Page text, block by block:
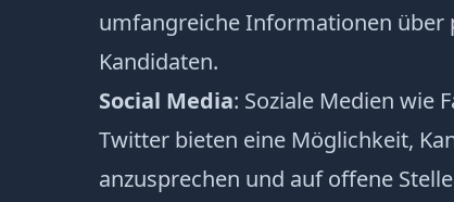
umfangreiche Informationen über
Kandidaten.
Social Media: Soziale Medien wie
Twitter bieten eine Möglichkeit,
anzusprechen und auf offene